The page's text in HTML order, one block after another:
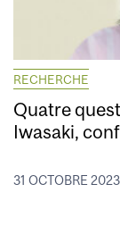
RECHERCHE
Quatre
Iwasaki,
31 OCTOBRE 2023